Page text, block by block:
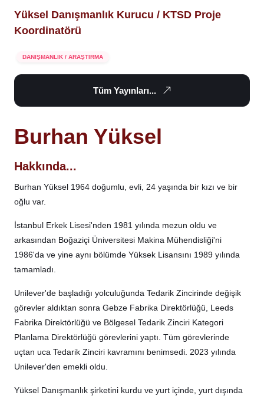
Yüksel Danışmanlık Kurucu / KTSD Proje
Koordinatörü
DANIŞMANLIK / ARAŞTIRMA
Tüm Yayınları...
Burhan Yüksel
Hakkında...
Burhan Yüksel 1964 doğumlu, evli, 24 yaşında bir kızı ve bir
oğlu var.
İstanbul Erkek Lisesi'nden 1981 yılında mezun oldu ve
arkasından Boğaziçi Üniversitesi Makina Mühendisliği'ni
1986'da ve yine aynı bölümde Yüksek Lisansını 1989 yılında
tamamladı.
Unilever'de başladığı yolculuğunda Tedarik Zincirinde değişik
görevler aldıktan sonra Gebze Fabrika Direktörlüğü, Leeds
Fabrika Direktörlüğü ve Bölgesel Tedarik Zinciri Kategori
Planlama Direktörlüğü görevlerini yaptı. Tüm görevlerinde
uçtan uca Tedarik Zinciri kavramını benimsedi. 2023 yılında
Unilever'den emekli oldu.
Yüksel Danışmanlık şirketini kurdu ve yurt içinde, yurt dışında